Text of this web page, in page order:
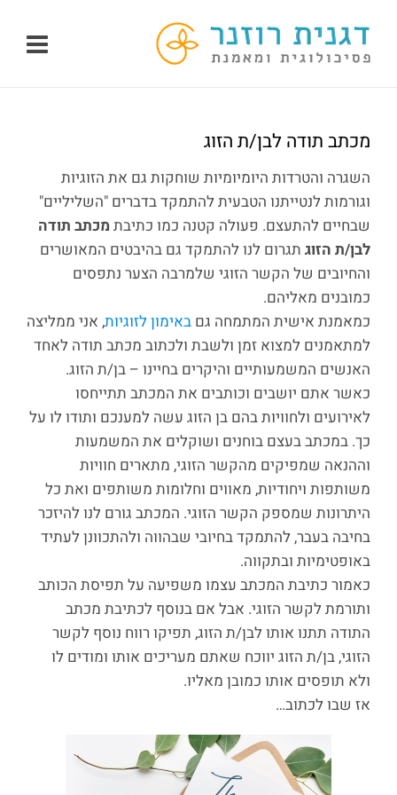
לתוכן
מכתב תודה לבן/ת הזוג
השגרה והטרדות היומיומיות שוחקות גם את הזוגיות
וגורמות לנטייתנו הטבעית להתמקד בדברים "השליליים"
שבחיים להתעצם. פעולה קטנה כמו כתיבתמכתב תודה
לבן/ת הזוג תגרום לנו להתמקד גם בהיבטים המאושרים
והחיובים של הקשר הזוגי שלמרבה הצער נתפסים
כמובנים מאליהם.
כמאמנת אישית המתמחה גם באימון לזוגיות, אני ממליצה
למתאמנים למצוא זמן ולשבת ולכתוב מכתב תודה לאחד
האנשים המשמעותיים והיקרים בחיינו – בן/ת הזוג.
כאשר אתם יושבים וכותבים את המכתב תתייחסו
לאירועים ולחוויות בהם בן הזוג עשה למענכם ותודו לו על
כך. במכתב בעצם בוחנים ושוקלים את המשמעות
וההנאה שמפיקים מהקשר הזוגי, מתארים חוויות
משותפות ויחודיות, מאווים וחלומות משותפים ואת כל
היתרונות שמספק הקשר הזוגי. המכתב גורם לנו להיזכר
בחיבה בעבר, להתמקד בחיובי שבהווה ולהתכוונן לעתיד
באופטימיות ובתקווה.
כאמור כתיבת המכתב עצמו משפיעה על תפיסת הכותב
ותורמת לקשר הזוגי. אבל אם בנוסף לכתיבת מכתב
התודה תתנו אותו לבן/ת הזוג, תפיקו רווח נוסף לקשר
הזוגי, בן/ת הזוג יווכח שאתם מעריכים אותו ומודים לו
ולא תופסים אותו כמובן מאליו.
אז שבו לכתוב…